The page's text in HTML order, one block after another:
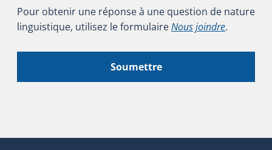
Pour obtenir une réponse à une question de nature
linguistique, utilisez le formulaireNous joindre.
Soumettre